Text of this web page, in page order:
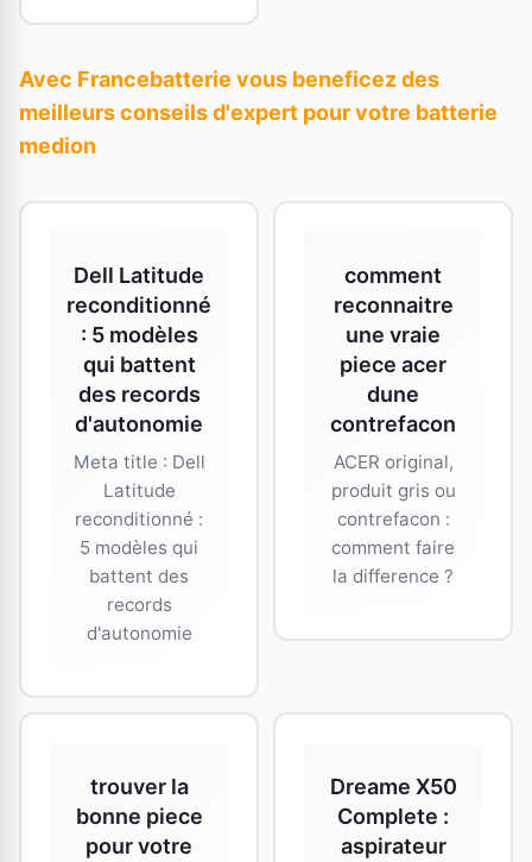
Avec Francebatterie vous beneficez des
meilleurs conseils d'expert pour votre batterie
medion
Dell Latitude
reconditionné
: 5 modèles
qui battent
des records
d'autonomie
Meta title : Dell
Latitude
reconditionné :
5 modèles qui
battent des
records
d'autonomie
comment
reconnaitre
une vraie
piece acer
dune
contrefacon
ACER original,
produit gris ou
contrefacon :
comment faire
la difference ?
trouver la
bonne piece
pour votre
Dreame X50
Complete :
aspirateur